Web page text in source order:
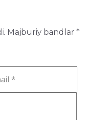
Majburiy bandlar *